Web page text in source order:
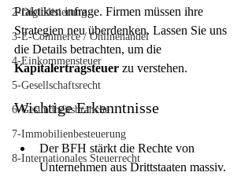
2-Digitslisierung
3-E-Commerce / Onlinehandel
4-Einkommensteuer
5-Gesellschaftsrecht
6-Gesundheitsbranche
7-Immobilienbesteuerung
8-Internationales Steuerrecht
Praktiken infrage. Firmen müssen ihre
Strategien neu überdenken. Lassen Sie uns
die Details betrachten, um die
Kapitalertragsteuer zu verstehen.
Wichtige Erkenntnisse
Der BFH stärkt die Rechte von
Unternehmen aus Drittstaaten massiv.